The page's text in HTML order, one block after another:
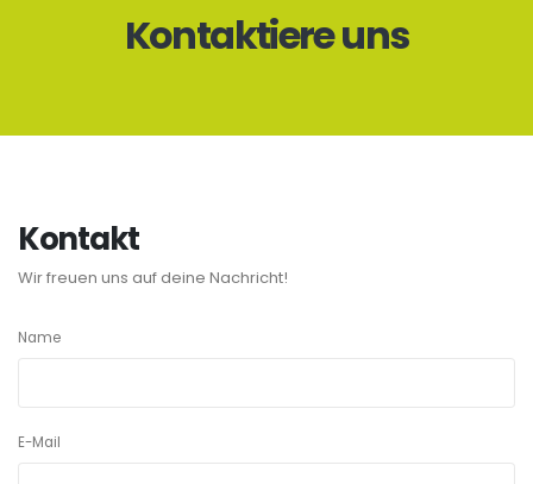
Kontaktiere uns
Kontakt
Wir freuen uns auf deine Nachricht!
Name
E-Mail